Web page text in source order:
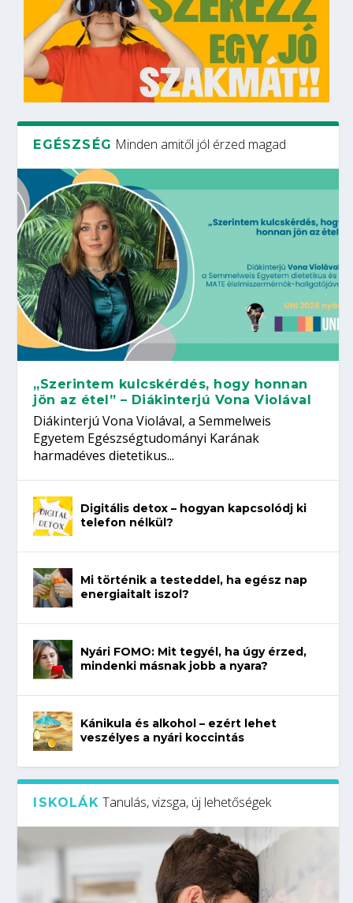
EGÉSZSÉG Minden amitől jól érzed magad
„Szerintem kulcskérdés, hogy honnan
jön az étel” – Diákinterjú Vona Violával
Diákinterjú Vona Violával, a Semmelweis
Egyetem Egészségtudományi Karának
harmadéves dietetikus...
Digitális detox – hogyan kapcsolódj ki
telefon nélkül?
Mi történik a testeddel, ha egész nap
energiaitalt iszol?
Nyári FOMO: Mit tegyél, ha úgy érzed,
mindenki másnak jobb a nyara?
Kánikula és alkohol – ezért lehet
veszélyes a nyári koccintás
ISKOLÁK Tanulás, vizsga, új lehetőségek